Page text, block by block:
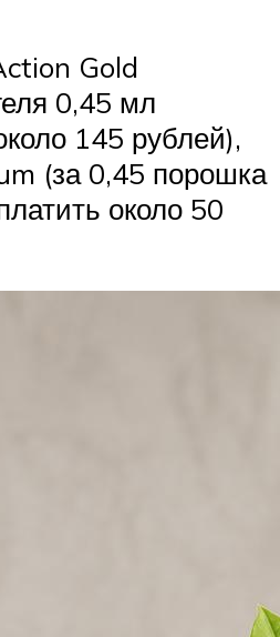
Gold
0,45 мл
145 рублей),
(за 0,45 порошка
около 50